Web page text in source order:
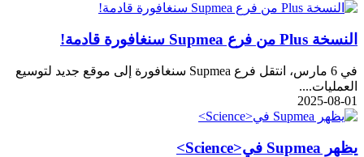
النسخة Plus من فرع Supmea سنغافورة قادمة!
في 6 مارس، انتقل فرع Supmea سنغافورة إلى موقع جديد لتوسيع
العمليات....
2025-08-01
يظهر Supmea في<Science>